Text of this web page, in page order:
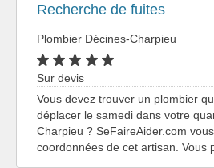
Recherche de fuites
Plombier Décines-Charpieu
Sur devis
Vous devez trouver un plombier
déplacer le samedi dans votre
Charpieu ? SeFaireAider.com
coordonnées de cet artisan. Vous